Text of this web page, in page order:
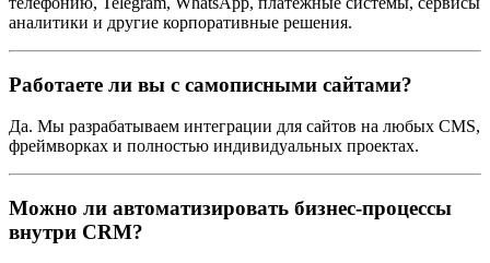
аналитики и другие корпоративные решения.
Работаете ли вы с самописными сайтами?
Да. Мы разрабатываем интеграции для сайтов на любых CMS,
фреймворках и полностью индивидуальных проектах.
Можно ли автоматизировать бизнес-процессы
внутри CRM?